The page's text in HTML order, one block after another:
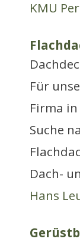
KMU
Für
Firma
Suche
Dach-
Hans